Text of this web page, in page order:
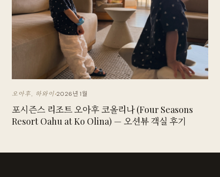
오아후, 하와이 2026년 1월
포시즌스 리조트 오아후 코올리나 (Four Seasons
Resort Oahu at Ko Olina) — 오션뷰 객실 후기